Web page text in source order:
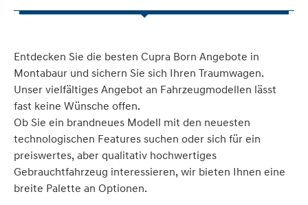
Entdecken Sie die besten Cupra Born Angebote in
Montabaur und sichern Sie sich Ihren Traumwagen.
Unser vielfältiges Angebot an Fahrzeugmodellen lässt
fast keine Wünsche offen.
Ob Sie ein brandneues Modell mit den neuesten
technologischen Features suchen oder sich für ein
preiswertes, aber qualitativ hochwertiges
Gebrauchtfahrzeug interessieren, wir bieten Ihnen eine
breite Palette an Optionen.